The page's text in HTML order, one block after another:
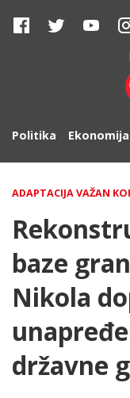
Politika Ekonomija
ADAPTACIJA VAŽAN
baze
Nikola
državne